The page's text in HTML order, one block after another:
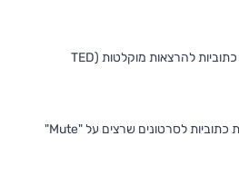
יצירת כתוביות להרצאות מוקלטות (TED
יצירת כתוביות לסרטונים שרצים על "Mute"